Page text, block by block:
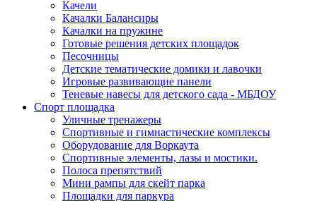
Качели
Качалки Балансиры
Качалки на пружине
Готовые решения детских площадок
Песочницы
Детские тематические домики и лавочки
Игровые развивающие панели
Теневые навесы для детского сада - МБДОУ
Спорт площадка
Уличные тренажеры
Спортивные и гимнастические комплексы
Оборудование для Воркаута
Спортивные элементы, лазы и мостики.
Полоса препятствий
Мини рампы для скейт парка
Площадки для паркура